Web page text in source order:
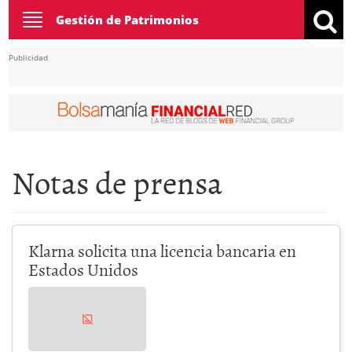
Toggle
navigation
Gestión de Patrimonios
Publicidad
Notas de prensa
Klarna solicita una licencia bancaria en
Estados Unidos